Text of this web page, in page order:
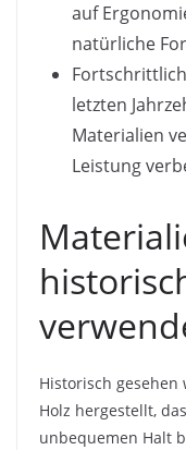
auf
natürliche
letzten
Materialien
Leistung
Historisch
Holz hergestellt,
unbequemen Halt